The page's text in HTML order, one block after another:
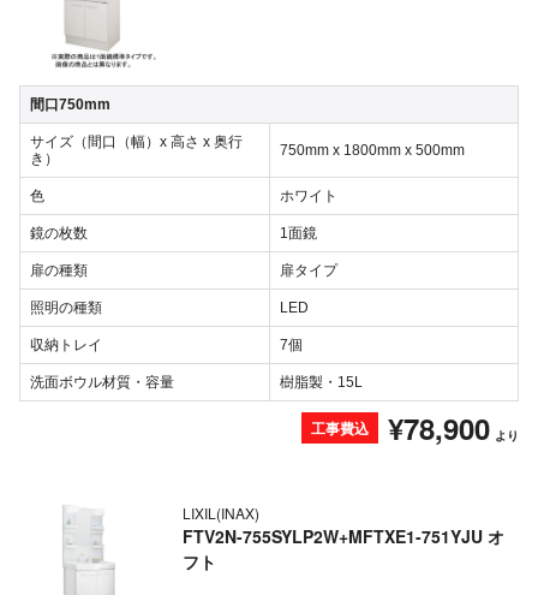
間口750mm
サイズ（間口（幅）x 高さ x 奥行
き）
750mm x 1800mm x 500mm
色 ホワイト
鏡の枚数 1面鏡
扉の種類 扉タイプ
照明の種類 LED
収納トレイ 7個
洗面ボウル材質・容量 樹脂製・15L
工事費込 ¥78,900 より
LIXIL(INAX)
FTV2N-755SYLP2W+MFTXE1-751YJU オ
フト